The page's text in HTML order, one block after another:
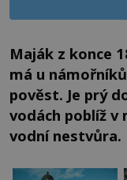
Maják z konce
má u
pověst. Je prý
vodách poblíž v
vodní nestvůra.